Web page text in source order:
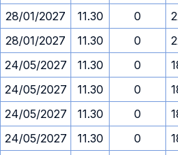
28/01/2027 11.30 0
28/01/2027 11.30 0
24/05/2027 11.30 0
24/05/2027 11.30 0
24/05/2027 11.30 0
24/05/2027 11.30 0